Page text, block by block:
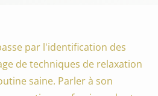
par l'identification des
de techniques de relaxation
saine. Parler à son